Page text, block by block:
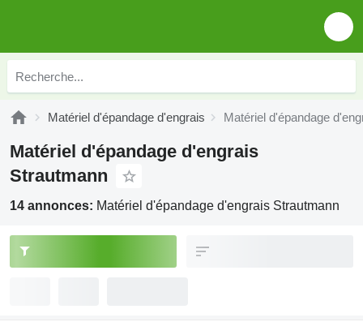
Matériel d'épandage d'engrais Matériel d'épandage
Matériel d'épandage d'engrais
Strautmann
14 annonces: Matériel d'épandage d'engrais Strautmann